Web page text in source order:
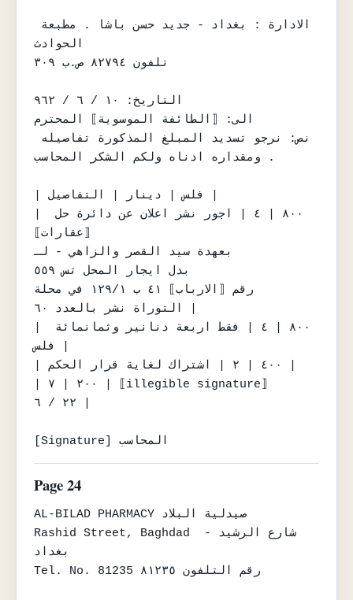
الحوادث
تلفون ٨٢٧٩٤ ص.ب ٣٠٩
التاريخ: ١٠ / ٦ / ٩٦٢
الى: ⟦الطائفة الموسوية⟧ المحترم
ومقداره ادناه ولكم الشكر المحاسب .
| فلس | دينار | التفاصيل |
⟦عقارات⟧
بعهدة سيد القصر والزاهي - لـ
بدل ايجار المحل تس ٥٥٩
رقم ⟦الارباب⟧ ٤١ ب ١٢٩/١ في محلة
التوراة نشر بالعدد ٦٠ |
فلس |
| ٤٠٠ | ٢ | اشتراك لغاية قرار الحكم |
٢٢ / ٦ |
[Signature] المحاسب
Page 24
AL-BILAD PHARMACY صيدلية البلاد
Rashid Street, Baghdad شارع الرشيد -
بغداد
Tel. No. 81235 رقم التلفون ٨١٢٣٥